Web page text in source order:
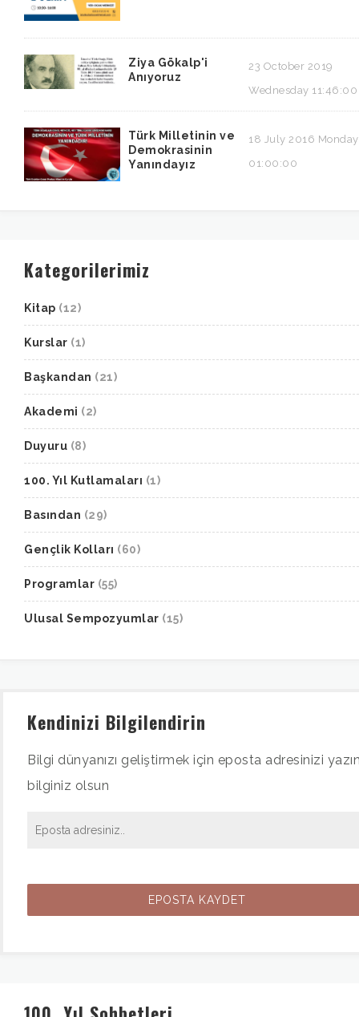
Ziya Gökalp'i
Anıyoruz
23 October 2019
Wednesday 11:46:00
Türk Milletinin ve
Demokrasinin
Yanındayız
18 July 2016 Monday
01:00:00
Kategorilerimiz
Kitap (12)
Kurslar (1)
Başkandan (21)
Akademi (2)
Duyuru (8)
100. Yıl Kutlamaları (1)
Basından (29)
Gençlik Kolları (60)
Programlar (55)
Ulusal Sempozyumlar (15)
Kendinizi Bilgilendirin
Bilgi dünyanızı geliştirmek için eposta adresinizi
bilginiz olsun